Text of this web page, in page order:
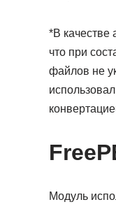
*В качестве
что при
файлов не
Модуль